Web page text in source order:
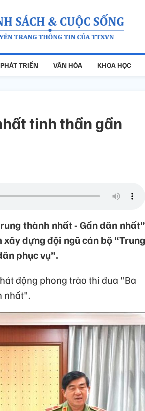
TRIỂN VĂN HÓA KHOA HỌC
tinh thần gần
thành nhất - Gần dân nhất”
dựng đội ngũ cán bộ “Trung
phục vụ”.
động phong trào thi đua "Ba
nhất".